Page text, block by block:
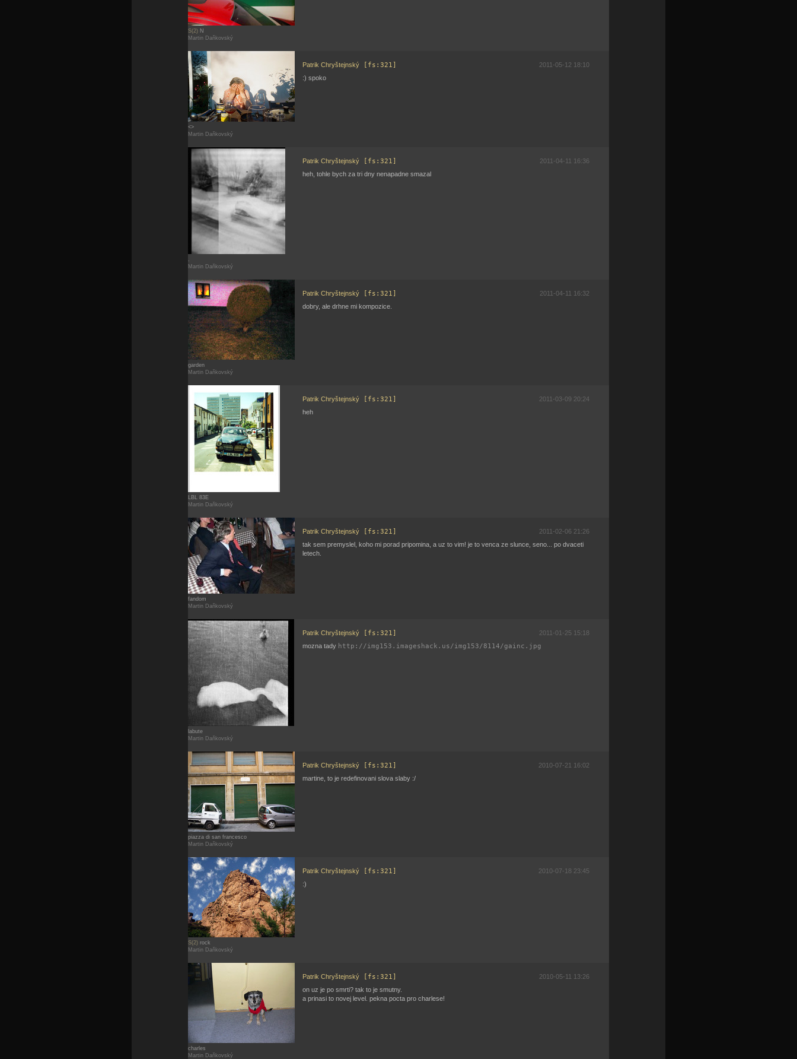
S(2) N
Martin Daňkovský
<>
Martin Daňkovský
Patrik Chryštejnský [fs:321]
2011-05-12 18:10
:) spoko
.
Martin Daňkovský
Patrik Chryštejnský [fs:321]
2011-04-11 16:36
heh, tohle bych za tri dny nenapadne smazal
garden
Martin Daňkovský
Patrik Chryštejnský [fs:321]
2011-04-11 16:32
dobry, ale drhne mi kompozice.
LBL 83E
Martin Daňkovský
Patrik Chryštejnský [fs:321]
2011-03-09 20:24
heh
fandom
Martin Daňkovský
Patrik Chryštejnský [fs:321]
2011-02-06 21:26
tak sem premyslel, koho mi porad pripomina, a uz to vim! je to venca ze slunce, seno... po dvaceti
letech.
labute
Martin Daňkovský
Patrik Chryštejnský [fs:321]
2011-01-25 15:18
mozna tady http://img153.imageshack.us/img153/8114/gainc.jpg
piazza di san francesco
Martin Daňkovský
Patrik Chryštejnský [fs:321]
2010-07-21 16:02
martine, to je redefinovani slova slaby :/
S(2) rock
Martin Daňkovský
Patrik Chryštejnský [fs:321]
2010-07-18 23:45
:)
charles
Martin Daňkovský
Patrik Chryštejnský [fs:321]
2010-05-11 13:26
on uz je po smrti? tak to je smutny.
a prinasi to novej level. pekna pocta pro charlese!